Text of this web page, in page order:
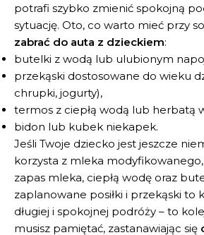
potrafi szybko zmienić spokojną
sytuację. Oto, co warto mieć przy
zabrać do auta z dzieckiem:
butelki z wodą lub ulubionym
przekąski dostosowane do wieku
chrupki, jogurty),
termos z ciepłą wodą lub herbatą
bidon lub kubek niekapek.
Jeśli Twoje dziecko jest jeszcze
korzysta z mleka
zapas mleka, ciepłą wodę oraz
zaplanowane posiłki i przekąski
długiej i spokojnej podróży – to
musisz pamiętać, zastanawiając się